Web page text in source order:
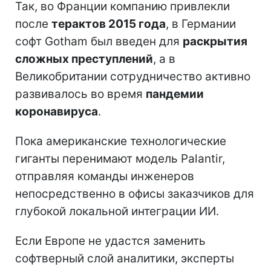
Так, во Франции компанию привлекли
после терактов 2015 года, в Германии
софт Gotham был введен для раскрытия
сложных преступлений, а в
Великобритании сотрудничество активно
развивалось во время пандемии
коронавируса.
Пока американские технологические
гиганты перенимают модель Palantir,
отправляя команды инженеров
непосредственно в офисы заказчиков для
глубокой локальной интеграции ИИ.
Если Европе не удастся заменить
софтверный слой аналитики, эксперты